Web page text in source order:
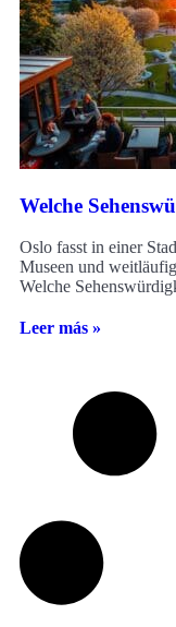
Welche
Oslo fasst in einer
Museen und
Welche
Leer más »